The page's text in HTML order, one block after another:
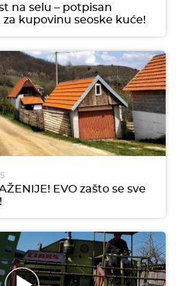
na selu – potpisan
kupovinu seoske kuće!
EVO zašto se sve